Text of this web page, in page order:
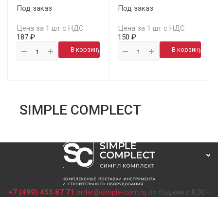
Под заказ
Цена за 1 шт с НДС
187 ₽
В корзину
Под заказ
Цена за 1 шт с НДС
150 ₽
В корзину
SIMPLE COMPLECT
+7 (499) 455 87 71 order@simple-com.ru по будням с 8:30 -